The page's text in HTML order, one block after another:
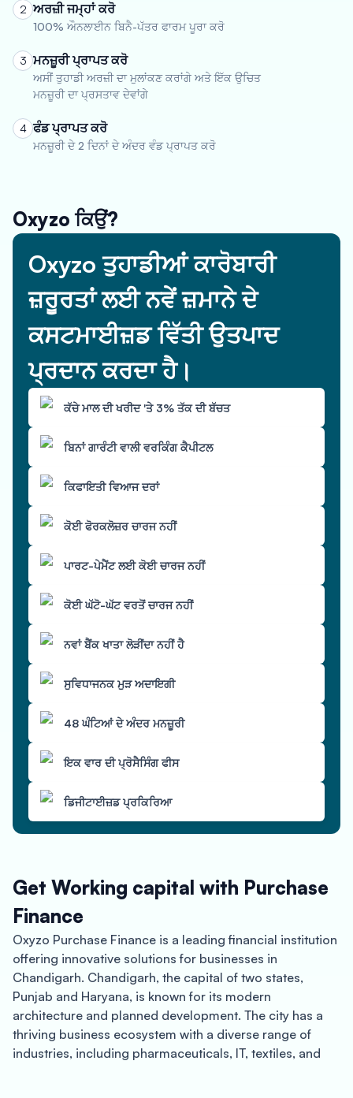
2 ਅਰਜ਼ੀ ਜਮ੍ਹਾਂ ਕਰੋ
100% ਔਨਲਾਈਨ ਬਿਨੈ-ਪੱਤਰ ਫਾਰਮ ਪੂਰਾ ਕਰੋ
3 ਮਨਜ਼ੂਰੀ ਪ੍ਰਾਪਤ ਕਰੋ
ਅਸੀਂ ਤੁਹਾਡੀ ਅਰਜ਼ੀ ਦਾ ਮੁਲਾਂਕਣ ਕਰਾਂਗੇ ਅਤੇ ਇੱਕ ਉਚਿਤ
ਮਨਜ਼ੂਰੀ ਦਾ ਪ੍ਰਸਤਾਵ ਦੇਵਾਂਗੇ
4 ਫੰਡ ਪ੍ਰਾਪਤ ਕਰੋ
ਮਨਜ਼ੂਰੀ ਦੇ 2 ਦਿਨਾਂ ਦੇ ਅੰਦਰ ਵੰਡ ਪ੍ਰਾਪਤ ਕਰੋ
Oxyzo ਕਿਉਂ?
Oxyzo ਤੁਹਾਡੀਆਂ ਕਾਰੋਬਾਰੀ
ਜ਼ਰੂਰਤਾਂ ਲਈ ਨਵੇਂ ਜ਼ਮਾਨੇ ਦੇ
ਕਸਟਮਾਈਜ਼ਡ ਵਿੱਤੀ ਉਤਪਾਦ
ਪ੍ਰਦਾਨ ਕਰਦਾ ਹੈ।
ਕੱਚੇ ਮਾਲ ਦੀ ਖਰੀਦ 'ਤੇ 3% ਤੱਕ ਦੀ ਬੱਚਤ
ਬਿਨਾਂ ਗਾਰੰਟੀ ਵਾਲੀ ਵਰਕਿੰਗ ਕੈਪੀਟਲ
ਕਿਫਾਇਤੀ ਵਿਆਜ ਦਰਾਂ
ਕੋਈ ਫੋਰਕਲੋਜ਼ਰ ਚਾਰਜ ਨਹੀਂ
ਪਾਰਟ-ਪੇਮੈਂਟ ਲਈ ਕੋਈ ਚਾਰਜ ਨਹੀਂ
ਕੋਈ ਘੱਟੋ-ਘੱਟ ਵਰਤੋਂ ਚਾਰਜ ਨਹੀਂ
ਨਵਾਂ ਬੈਂਕ ਖਾਤਾ ਲੋੜੀਂਦਾ ਨਹੀਂ ਹੈ
ਸੁਵਿਧਾਜਨਕ ਮੁੜ ਅਦਾਇਗੀ
48 ਘੰਟਿਆਂ ਦੇ ਅੰਦਰ ਮਨਜ਼ੂਰੀ
ਇਕ ਵਾਰ ਦੀ ਪ੍ਰੋਸੈਸਿੰਗ ਫੀਸ
ਡਿਜੀਟਾਈਜ਼ਡ ਪ੍ਰਕਿਰਿਆ
Get Working capital with Purchase
Finance
Oxyzo Purchase Finance is a leading financial institution
offering innovative solutions for businesses in
Chandigarh. Chandigarh, the capital of two states,
Punjab and Haryana, is known for its modern
architecture and planned development. The city has a
thriving business ecosystem with a diverse range of
industries, including pharmaceuticals, IT, textiles, and